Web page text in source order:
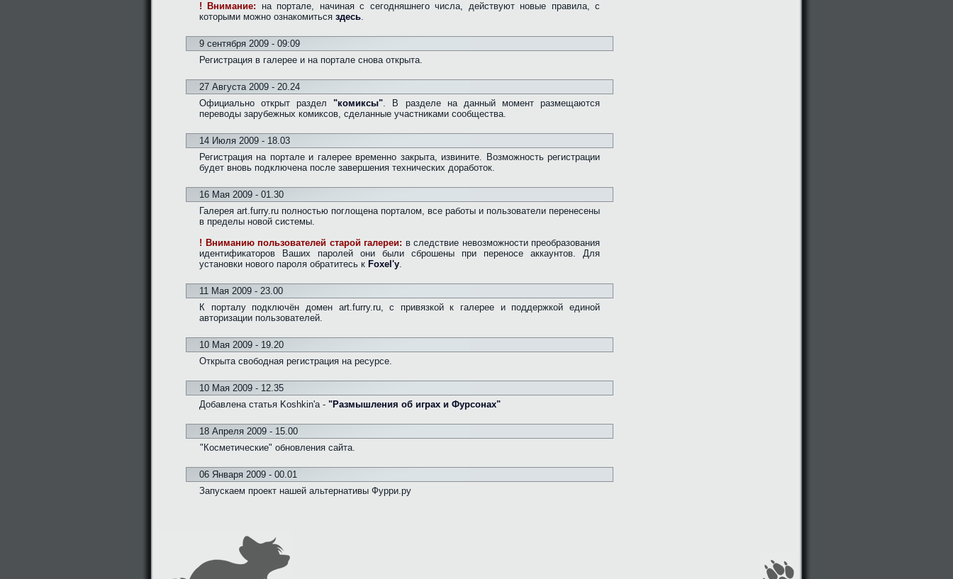
! Внимание: на портале, начиная с сегодняшнего числа, действуют новые правила, с
которыми можно ознакомиться здесь.
9 сентября 2009 - 09:09
Регистрация в галерее и на портале снова открыта.
27 Августа 2009 - 20.24
Официально открыт раздел"комиксы". В разделе на данный момент размещаются
переводы зарубежных комиксов, сделанные участниками сообщества.
14 Июля 2009 - 18.03
Регистрация на портале и галерее временно закрыта, извините. Возможность регистрации
будет вновь подключена после завершения технических доработок.
16 Мая 2009 - 01.30
Галерея art.furry.ru полностью поглощена порталом, все работы и пользователи перенесены
в пределы новой системы.
! Вниманию пользователей старой галереи: в следствие невозможности преобразования
идентификаторов Ваших паролей они были сброшены при переносе аккаунтов. Для
установки нового пароля обратитесь к Foxel'у.
11 Мая 2009 - 23.00
К порталу подключён домен art.furry.ru, с привязкой к галерее и поддержкой единой
авторизации пользователей.
10 Мая 2009 - 19.20
Открыта свободная регистрация на ресурсе.
10 Мая 2009 - 12.35
Добавлена статья Koshkin'а - "Размышления об играх и Фурсонах"
18 Апреля 2009 - 15.00
"Косметические" обновления сайта.
06 Января 2009 - 00.01
Запускаем проект нашей альтернативы Фурри.ру